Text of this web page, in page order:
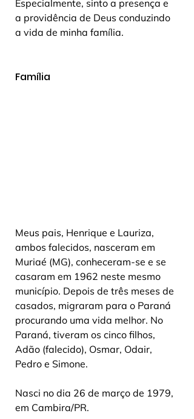
Especialmente, sinto a presença e
a providência de Deus conduzindo
a vida de minha família.
Família
Meus pais, Henrique e Lauriza,
ambos falecidos, nasceram em
Muriaé (MG), conheceram-se e se
casaram em 1962 neste mesmo
município. Depois de três meses de
casados, migraram para o Paraná
procurando uma vida melhor. No
Paraná, tiveram os cinco filhos,
Adão (falecido), Osmar, Odair,
Pedro e Simone.
Nasci no dia 26 de março de 1979,
em Cambira/PR.